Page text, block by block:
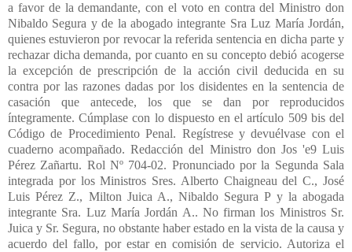
a favor de la demandante, con el voto en contra del Ministro don
Nibaldo Segura y de la abogado integrante Sra Luz María Jordán,
quienes estuvieron por revocar la referida sentencia en dicha parte y
rechazar dicha demanda, por cuanto en su concepto debió acogerse
la excepción de prescripción de la acción civil deducida en su
contra por las razones dadas por los disidentes en la sentencia de
casación que antecede, los que se dan por reproducidos
íntegramente. Cúmplase con lo dispuesto en el artículo 509 bis del
Código de Procedimiento Penal. Regístrese y devuélvase con el
cuaderno acompañado. Redacción del Ministro don Jos 'e9 Luis
Pérez Zañartu. Rol Nº 704-02. Pronunciado por la Segunda Sala
integrada por los Ministros Sres. Alberto Chaigneau del C., José
Luis Pérez Z., Milton Juica A., Nibaldo Segura P y la abogada
integrante Sra. Luz María Jordán A.. No firman los Ministros Sr.
Juica y Sr. Segura, no obstante haber estado en la vista de la causa y
acuerdo del fallo, por estar en comisión de servicio. Autoriza el